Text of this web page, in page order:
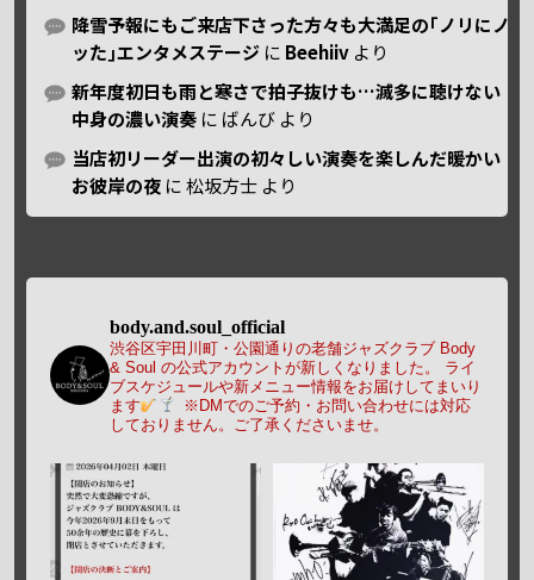
降雪予報にもご来店下さった方々も大満足の｢ノリにノ
ッた｣エンタメステージ に Beehiiv より
新年度初日も雨と寒さで拍子抜けも…滅多に聴けない
中身の濃い演奏 に ばんび より
当店初リーダー出演の初々しい演奏を楽しんだ暖かい
お彼岸の夜 に松坂方士 より
body.and.soul_official
渋谷区宇田川町・公園通りの老舗ジャズクラブ Body
& Soul の公式アカウントが新しくなりました。
ライ
ブスケジュールや新メニュー情報をお届けしてまいり
ます
※DMでのご予約・お問い合わせには対応
しておりません。ご了承くださいませ。